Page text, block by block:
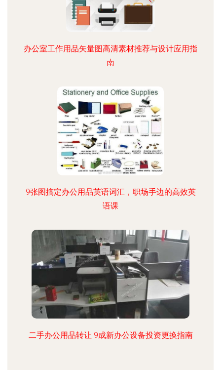
办公室工作用品矢量图高清素材推荐与设计应用指
南
9张图搞定办公用品英语词汇，职场手边的高效英
语课
二手办公用品转让 9成新办公设备投资更换指南